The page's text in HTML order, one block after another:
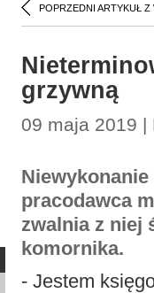
POPRZEDNI ARTYKUŁ Z
grzywną
09 maja 2019 |
pracodawca
zwalnia z niej
komornika.
- Jestem